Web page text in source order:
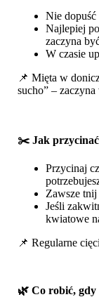
Nie dopuść
Najlepiej
zaczyna
W czasie
📌 Mięta w
sucho” –
✂️ Jak przycinać,
Przycinaj
Zawsze
Jeśli
kwiatowe
📌 Regularne
🌿 Co robić, gdy